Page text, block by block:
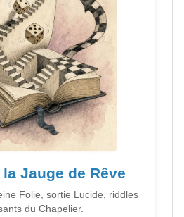
Jauge de Rêve
Folie, sortie Lucide, riddles
du Chapelier.